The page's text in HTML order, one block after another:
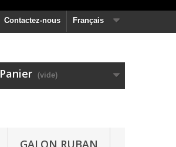
Français
Contactez-nous
Panier (vide)
GALON RUBAN